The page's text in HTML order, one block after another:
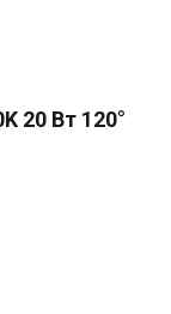
20 Вт 120°